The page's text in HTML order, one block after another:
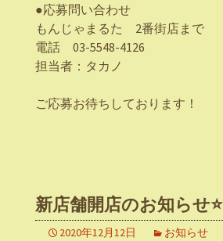
●応募問い合わせ
もんじゃまるた 2番街店まで
電話 03-5548-4126
担当者：タカノ
ご応募お待ちしております！
新店舗開店のお知らせ⭐
2020年12月12日 お知らせ